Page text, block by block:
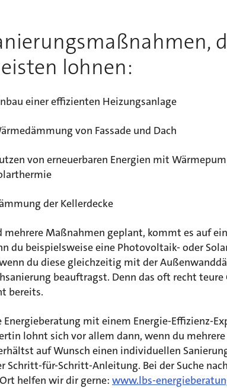
lohnen:
einer effizienten Heizungsanlage
von Fassade und Dach
von erneuerbaren Energien mit
der Kellerdecke
mehrere Maßnahmen geplant, kommt es auf
du beispielsweise eine Photovoltaik- oder
du diese gleichzeitig mit der
beauftragst. Denn das oft recht
bereits.
Energieberatung mit einem Energie-Effizienz-
lohnt sich vor allem dann, wenn du
auf Wunsch einen individuellen
Schritt-für-Schritt-Anleitung. Bei der Suche
helfen wir dir gerne: www.lbs-